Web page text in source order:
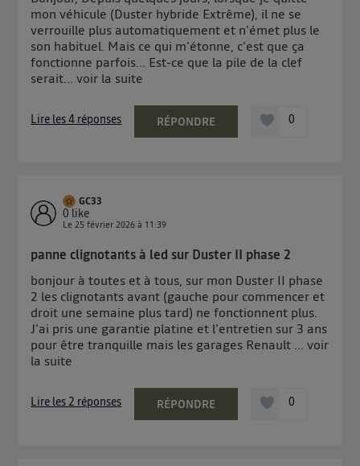
mon véhicule (Duster hybride Extrême), il ne se
verrouille plus automatiquement et n'émet plus le
son habituel. Mais ce qui m'étonne, c'est que ça
fonctionne parfois... Est-ce que la pile de la clef
serait...voir la suite
Lire les 4 réponses RÉPONDRE 0
GC33
0like
Le25 février 2026 à 11:39
panne clignotants à led sur Duster II phase 2
bonjour à toutes et à tous, sur mon Duster II phase
2 les clignotants avant (gauche pour commencer et
droit une semaine plus tard) ne fonctionnent plus.
J'ai pris une garantie platine et l'entretien sur 3 ans
pour être tranquille mais les garages Renault ...voir
la suite
Lire les 2 réponses RÉPONDRE 0